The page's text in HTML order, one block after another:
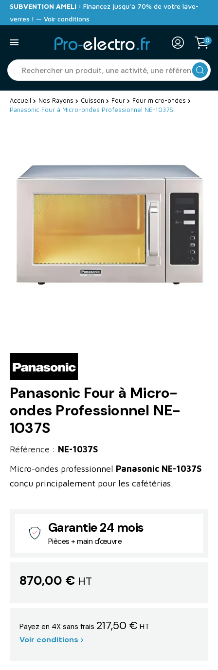
SUBVENTION AMELI : Financez jusqu'à 70% de votre lave-
verres ! — Voir conditions
0
Accueil Nos Rayons Cuisson Four
Four micro-ondes
Panasonic Four à Micro-ondes Professionnel NE-1037S
Panasonic Four à Micro-
ondes Professionnel NE-
1037S
Référence : NE-1037S
Micro-ondes professionnel Panasonic NE-1037S
conçu principalement pour les cafétérias.
Garantie 24 mois
Pièces + main d'œuvre
870,00 €HT
Payez en 4X sans frais 217,50 € HT
Voir conditions